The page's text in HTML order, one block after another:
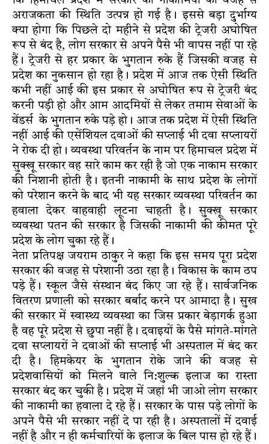
अराजकता की स्थिति उत्पन्न हो गई है। इससे बड़ा दुर्भाग्य
क्या होगा कि पिछले दो महीने से प्रदेश की ट्रेजरी अघोषित
रूप से बंद है, लोग सरकार से अपने पैसे भी वापस नहीं पा रहे
हैं। ट्रेजरी से हर प्रकार के भुगतान रुके हैं जिसकी वजह से
प्रदेश का नुकसान हो रहा है। प्रदेश में आज तक ऐसी स्थिति
कभी नहीं आई की इस प्रकार से अघोषित रूप से ट्रेजरी बंद
करनी पड़ी हो और आम आदमियों से लेकर तमाम सेवाओं के
वेंडर्स के भुगतान रुके पड़े हो। आज तक प्रदेश में ऐसी स्थिति
नहीं आई की एसेंशियल दवाओं की सप्लाई भी दवा सप्लायरों
ने रोक दी हो। व्यवस्था परिवर्तन के नाम पर हिमाचल प्रदेश में
सुक्खू सरकार वह सारे काम कर रही है जो एक नाकाम सरकार
की निशानी होती है। इतनी नाकामी के साथ प्रदेश के लोगों
को परेशान करने के बाद भी यह सरकार व्यवस्था परिवर्तन का
हवाला देकर वाहवाही लूटना चाहती है। सुक्खू सरकार
व्यवस्था पतन की सरकार है जिसकी नाकामी की कीमत पूरे
प्रदेश के लोग चुका रहे हैं।
नेता प्रतिपक्ष जयराम ठाकुर ने कहा कि इस समय पूरा प्रदेश
सरकार की वजह से परेशानी उठा रहा है। विकास के काम ठप
पड़े हैं। स्कूल जैसे संस्थान बंद किए जा रहे हैं। सार्वजनिक
वितरण प्रणाली को सरकार बर्बाद करने पर आमादा है। सुख
की सरकार में स्वास्थ्य व्यवस्था का जिस प्रकार बेड़ागर्क हुआ
है वह पूरे प्रदेश से छुपा नहीं है। दवाइयों के पैसे मांगते-मांगते
दवा सप्लायरों ने दवाओं की सप्लाई भी अस्पताल में बंद कर
दी है। हिमकेयर के भुगतान रोके जाने की वजह से
प्रदेशवासियों को मिलने वाले नि:शुल्क इलाज का रास्ता
सरकार बंद कर चुकी है। प्रदेश में जहां भी जाओ लोग सरकार
की नाकामी का हवाला दे रहे हैं। सरकार के पास पड़े लोगों के
अपने पैसे भी सरकार नहीं दे पा रही है। अस्पतालों में दवाई
नहीं है और न ही कर्मचारियों के इलाज के बिल पास हो रहे हैं।